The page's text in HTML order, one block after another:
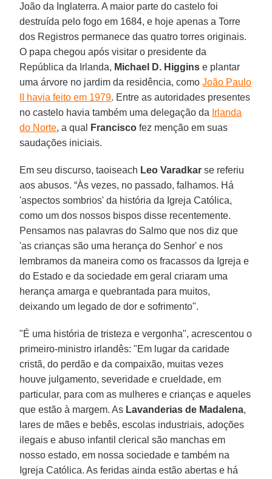
João da Inglaterra. A maior parte do castelo foi
destruída pelo fogo em 1684, e hoje apenas a Torre
dos Registros permanece das quatro torres originais.
O papa chegou após visitar o presidente da
República da Irlanda, Michael D. Higgins e plantar
uma árvore no jardim da residência, comoJoão Paulo
II havia feito em 1979. Entre as autoridades presentes
no castelo havia também uma delegação da Irlanda
do Norte, a qual Francisco fez menção em suas
saudações iniciais.
Em seu discurso, taoiseach Leo Varadkar se referiu
aos abusos. “Às vezes, no passado, falhamos. Há
'aspectos sombrios' da história da Igreja Católica,
como um dos nossos bispos disse recentemente.
Pensamos nas palavras do Salmo que nos diz que
'as crianças são uma herança do Senhor' e nos
lembramos da maneira como os fracassos da Igreja e
do Estado e da sociedade em geral criaram uma
herança amarga e quebrantada para muitos,
deixando um legado de dor e sofrimento".
"É uma história de tristeza e vergonha", acrescentou o
primeiro-ministro irlandês: "Em lugar da caridade
cristã, do perdão e da compaixão, muitas vezes
houve julgamento, severidade e crueldade, em
particular, para com as mulheres e crianças e aqueles
que estão à margem. As Lavanderias de Madalena,
lares de mães e bebês, escolas industriais, adoções
ilegais e abuso infantil clerical são manchas em
nosso estado, em nossa sociedade e também na
Igreja Católica. As feridas ainda estão abertas e há